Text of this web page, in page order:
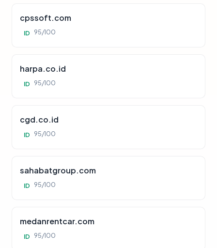
cpssoft.com
ID 95/100
harpa.co.id
ID 95/100
cgd.co.id
ID 95/100
sahabatgroup.com
ID 95/100
medanrentcar.com
ID 95/100